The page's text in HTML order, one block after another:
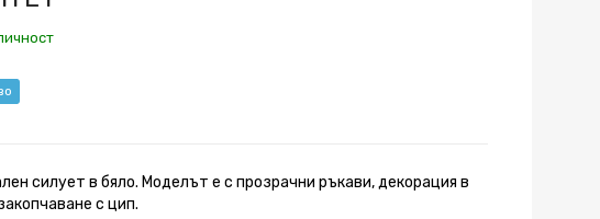
силует в бяло. Моделът е с прозрачни ръкави, декорация в
с цип.